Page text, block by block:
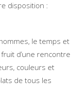
disposition :
le temps et
d’une rencontre
couleurs et
de tous les